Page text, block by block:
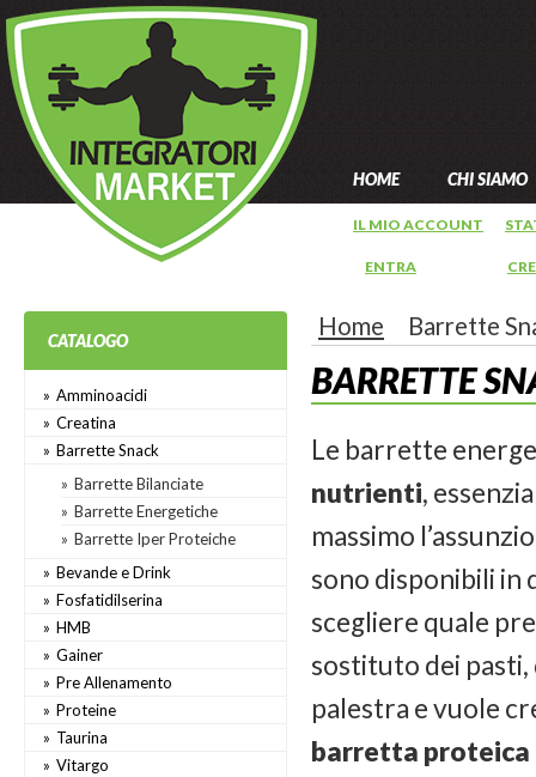
HOME CHI SIAMO
IL MIO ACCOUNT
ENTRA
CATALOGO
Amminoacidi
Creatina
Barrette Snack
Barrette Bilanciate
Barrette Energetiche
Barrette Iper Proteiche
Bevande e Drink
Fosfatidilserina
HMB
Gainer
Pre Allenamento
Proteine
Taurina
Vitargo
Home Barrette
BARRETTE
Le barrette
nutrienti,
massimo
sono disponibili in
scegliere quale
sostituto dei pasti,
palestra e vuole
barretta proteica